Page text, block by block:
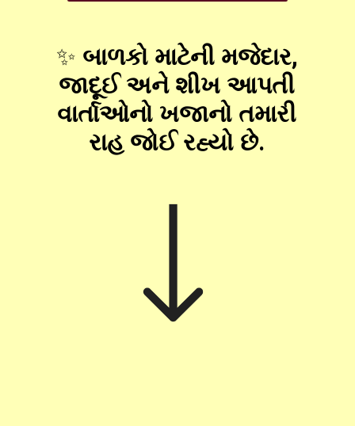
✨ બાળકો માટેની મજેદાર,
જાદૂઈ અને શીખ આપતી
વાર્તાઓનો ખજાનો તમારી
રાહ જોઈ રહ્યો છે.